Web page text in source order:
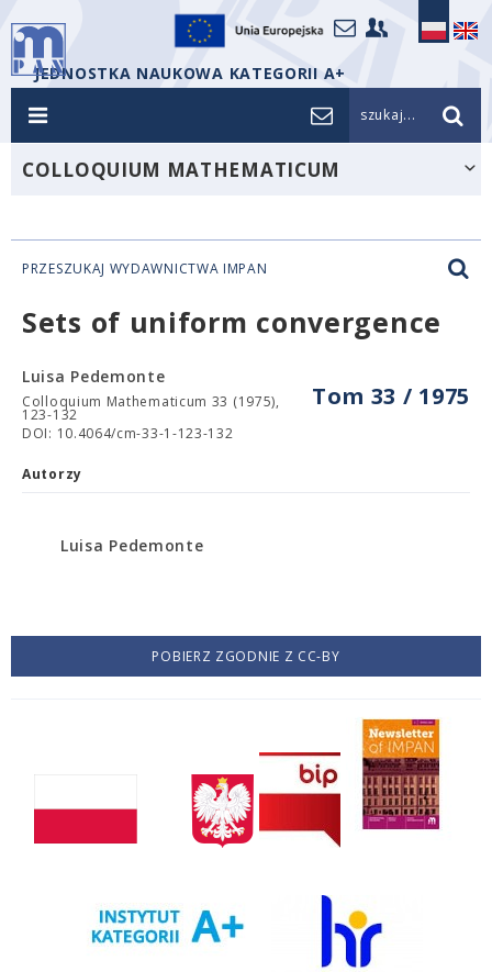
JEDNOSTKA NAUKOWA KATEGORII A+
szukaj...
COLLOQUIUM MATHEMATICUM
PRZESZUKAJ WYDAWNICTWA IMPAN
Sets of uniform convergence
Tom 33 / 1975
Luisa Pedemonte
Colloquium Mathematicum 33 (1975),
123-132
DOI: 10.4064/cm-33-1-123-132
Autorzy
Luisa Pedemonte
POBIERZ ZGODNIE Z CC-BY